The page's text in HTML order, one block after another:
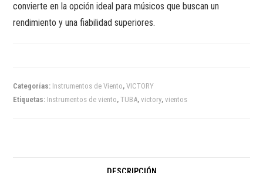
convierte en la opción ideal para músicos que buscan un
rendimiento y una fiabilidad superiores.
Categorías: Instrumentos de Viento,VICTORY
Etiquetas: Instrumentos de viento,TUBA,victory,vientos